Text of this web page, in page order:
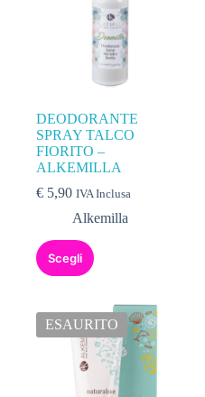
DEODORANTE
SPRAY TALCO
FIORITO –
ALKEMILLA
€ 5,90 IVA Inclusa
Alkemilla
Scegli
ESAURITO